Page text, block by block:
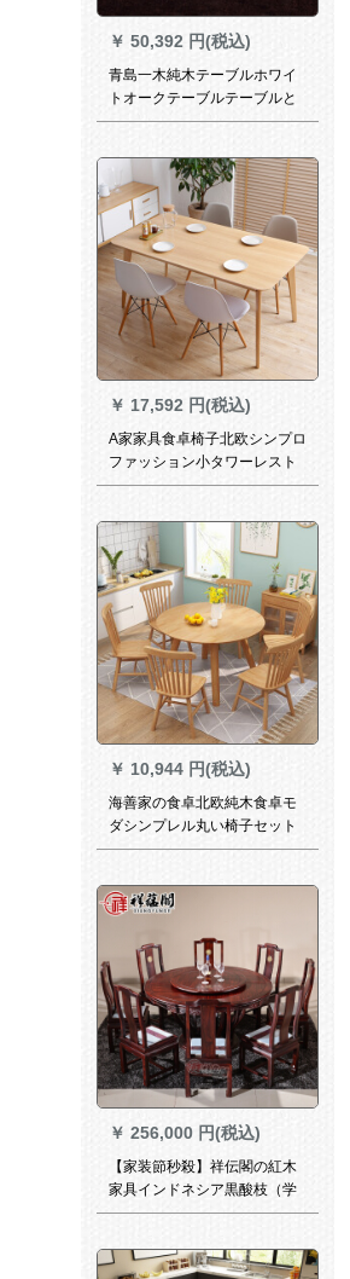
￥ 50,392 円(税込)
青島一木純木テーブルホワイ
トオークテーブルテーブルと
テーブル北欧モダンテーブル
ブル巨脚テーブルシリプロ洋
食テーブル家具BX 01テーブ
ル1260テーブル四つの椅子
￥ 17,592 円(税込)
A家家具食卓椅子北欧シンプロ
ファッション小タワーレスト
ラン家具一テーブル4椅子
￥ 10,944 円(税込)
海善家の食卓北欧純木食卓モ
ダシンプレル丸い椅子セット
家庭用テーブル1ライステーブ
色のテーブル
￥ 256,000 円(税込)
【家装節秒殺】祥伝閣の紅木
家具インドネシア黒酸枝（学
名：広葉樹黄檀）中国式円台
ンのテーブルセット1.38 m円